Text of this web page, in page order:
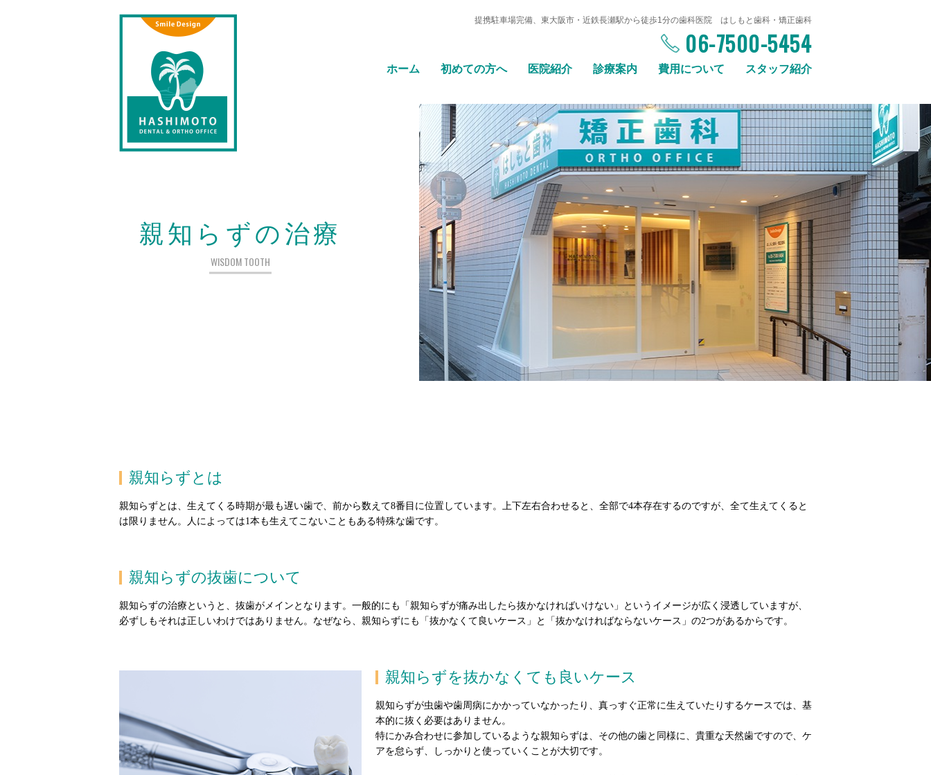
提携駐車場完備、東大阪市・近鉄長瀬駅から徒歩1分の歯科医院 はしもと歯科・矯正歯科
06-7500-5454
ホーム 初めての方へ 医院紹介 診療案内 費用について スタッフ紹介
親知らずの治療
WISDOM TOOTH
親知らずとは
親知らずとは、生えてくる時期が最も遅い歯で、前から数えて8番目に位置しています。上下左右合わせると、全部で4本存在するのですが、全て生えてくると
は限りません。人によっては1本も生えてこないこともある特殊な歯です。
親知らずの抜歯について
親知らずの治療というと、抜歯がメインとなります。一般的にも「親知らずが痛み出したら抜かなければいけない」というイメージが広く浸透していますが、
必ずしもそれは正しいわけではありません。なぜなら、親知らずにも「抜かなくて良いケース」と「抜かなければならないケース」の2つがあるからです。
親知らずを抜かなくても良いケース
親知らずが虫歯や歯周病にかかっていなかったり、真っすぐ正常に生えていたりするケースでは、基
本的に抜く必要はありません。
特にかみ合わせに参加しているような親知らずは、その他の歯と同様に、貴重な天然歯ですので、ケ
アを怠らず、しっかりと使っていくことが大切です。